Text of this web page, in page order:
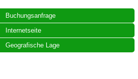
Buchungsanfrage
Internetseite
Geografische Lage